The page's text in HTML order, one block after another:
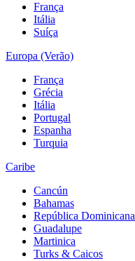
França
Itália
Suíça
Europa (Verão)
França
Grécia
Itália
Portugal
Espanha
Turquia
Caribe
Cancún
Bahamas
República Dominicana
Guadalupe
Martinica
Turks & Caicos